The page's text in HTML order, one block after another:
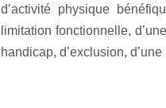
d’activité physique
limitation fonctionnelle,
handicap, d’exclusion,